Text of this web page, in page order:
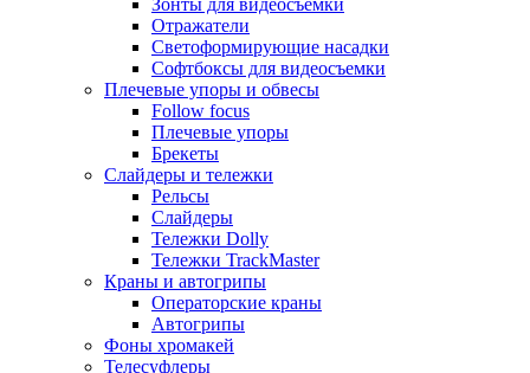
Зонты для видеосъемки
Отражатели
Светоформирующие насадки
Софтбоксы для видеосъемки
Плечевые упоры и обвесы
Follow focus
Плечевые упоры
Брекеты
Слайдеры и тележки
Рельсы
Слайдеры
Тележки Dolly
Тележки TrackMaster
Краны и автогрипы
Операторские краны
Автогрипы
Фоны хромакей
Телесуфлеры